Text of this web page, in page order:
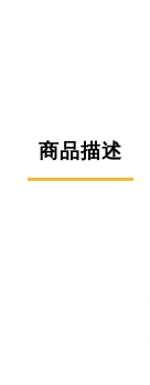
商品描述